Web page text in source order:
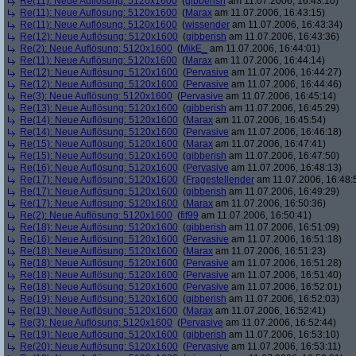
Re(11): Neue Auflösung: 5120x1600 (Marax am 11.07.2006, 16:43:15)
Re(11): Neue Auflösung: 5120x1600 (wissender am 11.07.2006, 16:43:34)
Re(12): Neue Auflösung: 5120x1600 (gibberish am 11.07.2006, 16:43:36)
Re(2): Neue Auflösung: 5120x1600 (MikE_
am 11.07.2006, 16:44:01)
Re(11): Neue Auflösung: 5120x1600 (Marax am 11.07.2006, 16:44:14)
Re(12): Neue Auflösung: 5120x1600 (Pervasive am 11.07.2006, 16:44:27)
Re(12): Neue Auflösung: 5120x1600 (Pervasive am 11.07.2006, 16:44:46)
Re(3): Neue Auflösung: 5120x1600 (Pervasive am 11.07.2006, 16:45:14)
Re(13): Neue Auflösung: 5120x1600 (gibberish am 11.07.2006, 16:45:29)
Re(14): Neue Auflösung: 5120x1600 (Marax am 11.07.2006, 16:45:54)
Re(14): Neue Auflösung: 5120x1600 (Pervasive am 11.07.2006, 16:46:18)
Re(15): Neue Auflösung: 5120x1600 (Marax am 11.07.2006, 16:47:41)
Re(15): Neue Auflösung: 5120x1600 (gibberish am 11.07.2006, 16:47:50)
Re(16): Neue Auflösung: 5120x1600 (Pervasive am 11.07.2006, 16:48:13)
Re(17): Neue Auflösung: 5120x1600 (Fragestellender am 11.07.2006,
Re(17): Neue Auflösung: 5120x1600 (gibberish am 11.07.2006, 16:49:29)
Re(17): Neue Auflösung: 5120x1600 (Marax am 11.07.2006, 16:50:36)
Re(2): Neue Auflösung: 5120x1600 (fif99 am 11.07.2006, 16:50:41)
Re(18): Neue Auflösung: 5120x1600 (gibberish am 11.07.2006, 16:51:09)
Re(16): Neue Auflösung: 5120x1600 (Pervasive am 11.07.2006, 16:51:18)
Re(18): Neue Auflösung: 5120x1600 (Marax am 11.07.2006, 16:51:23)
Re(18): Neue Auflösung: 5120x1600 (Pervasive am 11.07.2006, 16:51:28)
Re(18): Neue Auflösung: 5120x1600 (Pervasive am 11.07.2006, 16:51:40)
Re(18): Neue Auflösung: 5120x1600 (Pervasive am 11.07.2006, 16:52:01)
Re(19): Neue Auflösung: 5120x1600 (gibberish am 11.07.2006, 16:52:03)
Re(19): Neue Auflösung: 5120x1600 (Marax am 11.07.2006, 16:52:41)
Re(3): Neue Auflösung: 5120x1600 (Pervasive am 11.07.2006, 16:52:44)
Re(19): Neue Auflösung: 5120x1600 (gibberish am 11.07.2006, 16:53:10)
Re(20): Neue Auflösung: 5120x1600 (Pervasive am 11.07.2006, 16:53:11)